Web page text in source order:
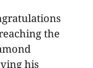
the
his